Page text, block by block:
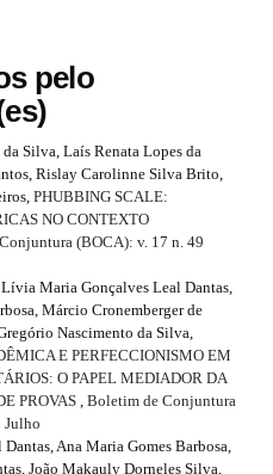
pelo
Silva, Laís Renata Lopes da
Rislay Carolinne Silva Brito,
PHUBBING SCALE:
NO CONTEXTO
(BOCA): v. 17 n. 49
Maria Gonçalves Leal Dantas,
Márcio Cronemberger de
Nascimento da Silva,
E PERFECCIONISMO EM
O PAPEL MEDIADOR DA
PROVAS , Boletim de Conjuntura
Julho
Ana Maria Gomes Barbosa,
João Makauly Dorneles Silva,